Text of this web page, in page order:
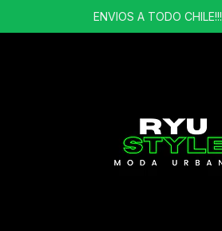
ENVIOS A TODO CHILE!!!